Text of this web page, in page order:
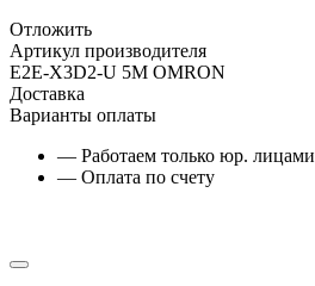
Отложить
Артикул производителя
E2E-X3D2-U 5M OMRON
Доставка
Варианты оплаты
— Работаем только юр. лицами
— Оплата по счету